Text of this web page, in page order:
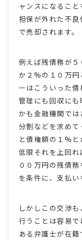
ャンスになること
担保が外れた不
で売却されます。
例えば残債務が
か２%の１０万円
ーはこういった債
管理にも回収に
かも金融機関で
分割などを求め
と債権額の１%
低限それを上回
００万円の残債
を条件に、支払い
しかしこの交渉
行うことは容易
ある弁護士が在籍